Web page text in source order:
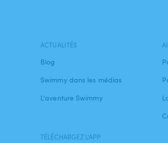
ACTUALITÉS
Blog
Swimmy dans les médias
L'aventure Swimmy
TÉLÉCHARGEZ L'APP